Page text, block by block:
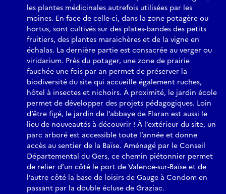
les plantes médicinales autrefois utilisées par les
moines. En face de celle-ci, dans la zone potagère ou
hortus, sont cultivés sur des plates-bandes des petits
fruitiers, des plantes maraichères et de la vigne en
échalas. La dernière partie est consacrée au verger ou
viridarium. Près du potager, une zone de prairie
fauchée une fois par an permet de préserver la
biodiversité du site qui accueille également ruches,
hôtel à insectes et nichoirs. À proximité, le jardin école
permet de développer des projets pédagogiques. Loin
d’être figé, le jardin de l’abbaye de Flaran est aussi le
lieu de nouveautés à découvrir ! À l’extérieur du site, un
parc arboré est accessible toute l’année et donne
accès au sentier de la Baïse. Aménagé par le Conseil
Départemental du Gers, ce chemin piétonnier permet
de relier d’un côté le port de Valence-sur-Baïse et de
l’autre côté la base de loisirs de Gauge à Condom en
passant par la double écluse de Graziac.